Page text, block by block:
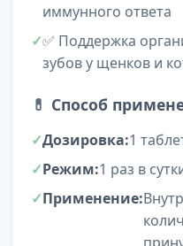
иммунного ответа
✅ Поддержка
зубов у щенков и
💊 Способ
Дозировка:1
Режим:1 раз в
Применение: